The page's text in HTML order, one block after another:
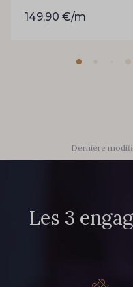
149,90 €/m
Dernière
Les 3